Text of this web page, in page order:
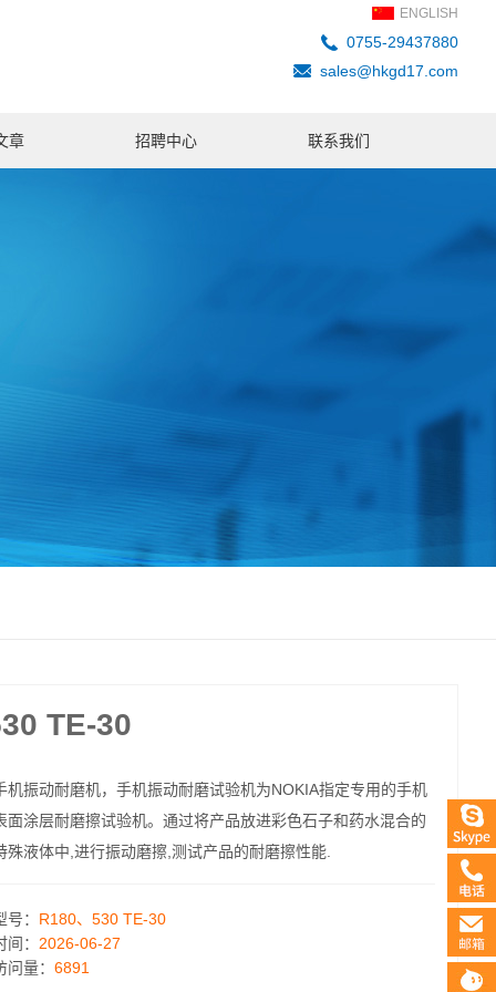
ENGLISH
0755-29437880
sales@hkgd17.com
章 招聘中心 联系我们
TE-30
机振动耐磨机，手机振动耐磨试验机为NOKIA指定专用的手机
面涂层耐磨擦试验机。通过将产品放进彩色石子和药水混合的
殊液体中,进行振动磨擦,测试产品的耐磨擦性能.
号： R180、530 TE-30
间： 2026-06-27
问量： 6891